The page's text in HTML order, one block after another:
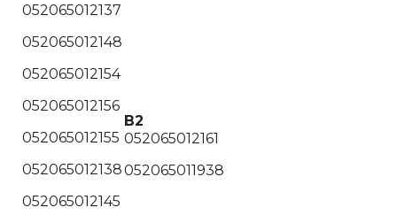
052065012137
052065012148
052065012154
052065012156
052065012155
052065012138
052065012145
B2
052065012161
052065011938